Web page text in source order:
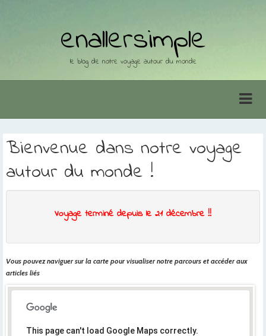
enallersimple
le blog de notre voyage autour du monde
Bienvenue dans notre voyage
autour du monde !
Voyage terminé depuis le 21 décembre !!
Vous pouvez naviguer sur la carte pour visualiser notre parcours et accéder aux
articles liés
This page can't load Google Maps correctly.